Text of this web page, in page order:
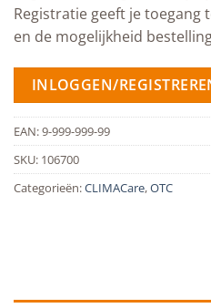
Registratie geeft je toegang
en de mogelijkheid
INLOGGEN/
EAN:9-999-999-99
SKU: 106700
Categorieën:CLIMACare,OTC